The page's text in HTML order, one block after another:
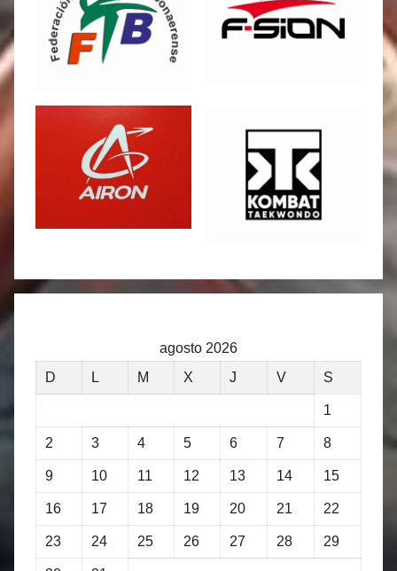
agosto 2026
D
L M X J V S
1
2 3 4 5 6 7 8
9 10 11 12 13 14 15
16 17 18 19 20 21 22
23 24 25 26 27 28 29